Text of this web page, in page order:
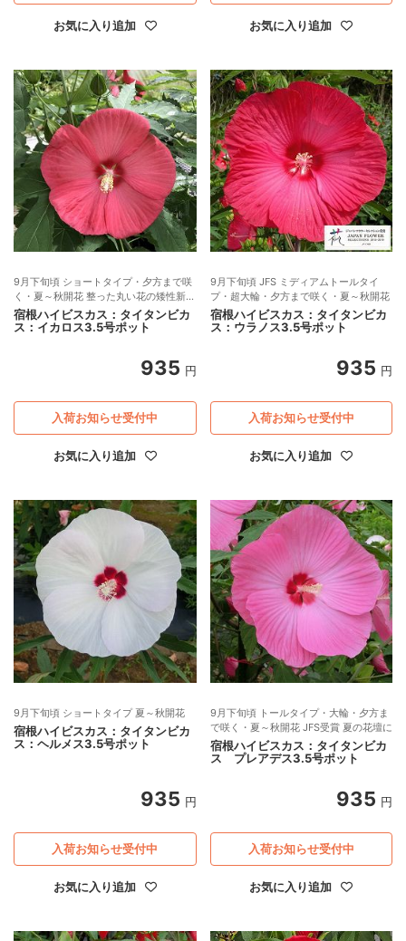
お気に入り追加 お気に入り追加
9月下旬頃 ショートタイプ・夕方まで咲
く・夏～秋開花 整った丸い花の矮性新品
種 JFS
宿根ハイビスカス：タイタンビカ
ス：イカロス3.5号ポット
935 円
お気に入り追加
入荷お知らせ受付中
9月下旬頃 JFS ミディアムトールタイ
プ・超大輪・夕方まで咲く・夏～秋開花
宿根ハイビスカス：タイタンビカ
ス：ウラノス3.5号ポット
935 円
お気に入り追加
入荷お知らせ受付中
9月下旬頃 ショートタイプ 夏～秋開花
宿根ハイビスカス：タイタンビカ
ス：ヘルメス3.5号ポット
935 円
お気に入り追加
入荷お知らせ受付中
9月下旬頃 トールタイプ・大輪・夕方ま
で咲く・夏～秋開花 JFS受賞 夏の花壇に
宿根ハイビスカス：タイタンビカ
ス プレアデス3.5号ポット
935 円
お気に入り追加
入荷お知らせ受付中